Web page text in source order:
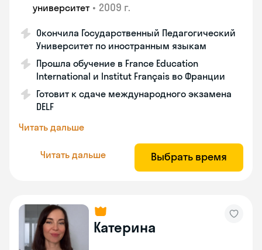
университет • 2009 г.
Окончила Государственный Педагогический
Университет по иностранным языкам
Прошла обучение в France Education
International и Institut Français во Франции
Готовит к сдаче международного экзамена
DELF
Читать дальше
Читать дальше Выбрать время
Катерина